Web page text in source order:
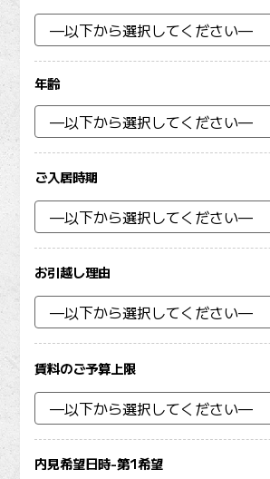
年齢
ご入居時期
お引越し理由
賃料のご予算上限
内見希望日時-第1希望